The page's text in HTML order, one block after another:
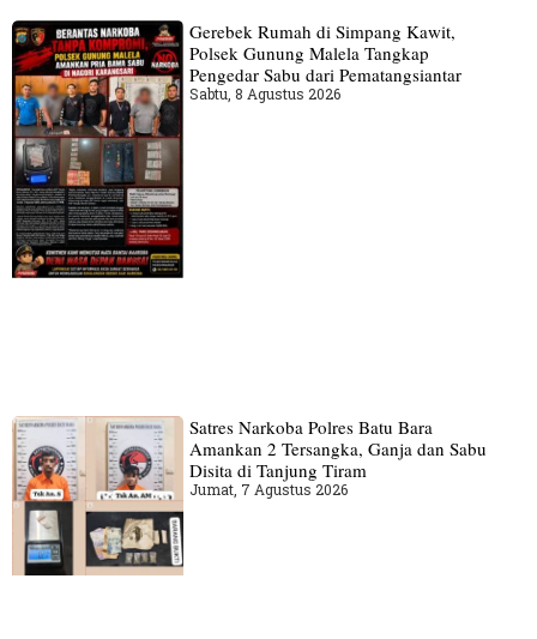
Gerebek Rumah di Simpang Kawit,
Polsek Gunung Malela Tangkap
Pengedar Sabu dari Pematangsiantar
Sabtu, 8 Agustus 2026
Satres Narkoba Polres Batu Bara
Amankan 2 Tersangka, Ganja dan Sabu
Disita di Tanjung Tiram
Jumat, 7 Agustus 2026